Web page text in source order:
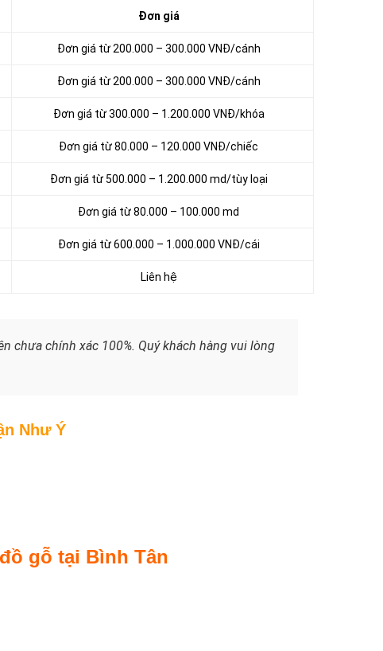
Đơn giá
Đơn giá từ 200.000 – 300.000 VNĐ/cánh
Đơn giá từ 200.000 – 300.000 VNĐ/cánh
Đơn giá từ 300.000 – 1.200.000 VNĐ/khóa
Đơn giá từ 80.000 – 120.000 VNĐ/chiếc
Đơn giá từ 500.000 – 1.200.000 md/tùy loại
Đơn giá từ 80.000 – 100.000 md
Đơn giá từ 600.000 – 1.000.000 VNĐ/cái
Liên hệ
chưa chính xác 100%. Quý khách hàng vui lòng
Như Ý
gỗ tại Bình Tân